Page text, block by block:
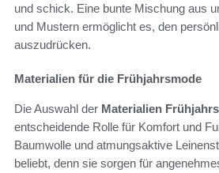
und schick. Eine bunte Mischung aus
und Mustern ermöglicht es, den
auszudrücken.
Materialien für die Frühjahrsmode
Die Auswahl der Materialien
entscheidende Rolle für Komfort und
Baumwolle und atmungsaktive
beliebt, denn sie sorgen für